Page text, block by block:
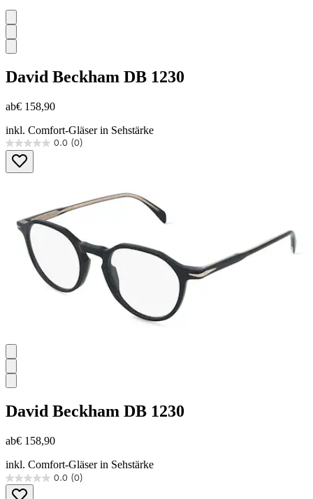
David Beckham DB 1230
ab€ 158,90
inkl. Comfort-Gläser in Sehstärke
0.0 (0)
0.0
von
5
David Beckham DB 1230
ab€ 158,90
inkl. Comfort-Gläser in Sehstärke
0.0 (0)
0.0
von